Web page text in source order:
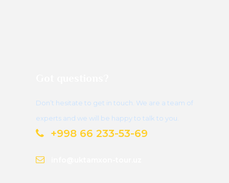
Don’t hesitate to get in touch. We are a team of
experts and we will be happy to talk to you.
+998 66 233-53-69